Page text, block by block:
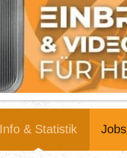
Info & Statistik Jobs